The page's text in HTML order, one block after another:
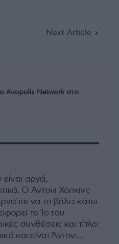
Next Article
Avopolis Network στο
είναι αργά,
Ο Άντονι Χόπκινς
να το βάλει κάτω
το 1ο του
συνθέσεις και τίτλο:
και είναι Άντονι...